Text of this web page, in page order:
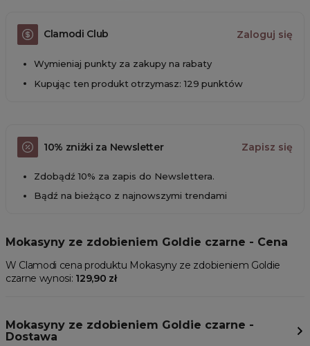
Clamodi Club Zaloguj się
Wymieniaj punkty za zakupy na rabaty
Kupując ten produkt otrzymasz: 129 punktów
10% zniżki za Newsletter Zapisz się
Zdobądź 10% za zapis do Newslettera.
Bądź na bieżąco z najnowszymi trendami
Mokasyny ze zdobieniem Goldie czarne - Cena
W Clamodi cena produktu Mokasyny ze zdobieniem Goldie
czarne wynosi: 129,90 zł
Mokasyny ze zdobieniem Goldie czarne -
Dostawa